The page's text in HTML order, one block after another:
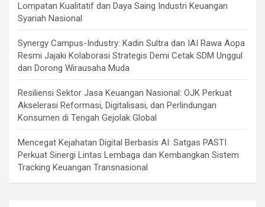
Lompatan Kualitatif dan Daya Saing Industri Keuangan
Syariah Nasional
Synergy Campus-Industry: Kadin Sultra dan IAI Rawa Aopa
Resmi Jajaki Kolaborasi Strategis Demi Cetak SDM Unggul
dan Dorong Wirausaha Muda
Resiliensi Sektor Jasa Keuangan Nasional: OJK Perkuat
Akselerasi Reformasi, Digitalisasi, dan Perlindungan
Konsumen di Tengah Gejolak Global
Mencegat Kejahatan Digital Berbasis AI: Satgas PASTI
Perkuat Sinergi Lintas Lembaga dan Kembangkan Sistem
Tracking Keuangan Transnasional